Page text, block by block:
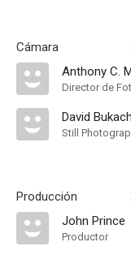
Cámara
Anthony C.
Director de
David Bukach
Still
Producción
John Prince
Productor